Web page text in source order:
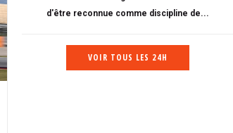
d'être reconnue comme discipline de...
VOIR TOUS LES 24H